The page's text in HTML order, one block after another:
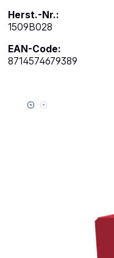
Herst.-Nr.:
1509B028
EAN-Code:
8714574679389
Bildergalerie überspringen